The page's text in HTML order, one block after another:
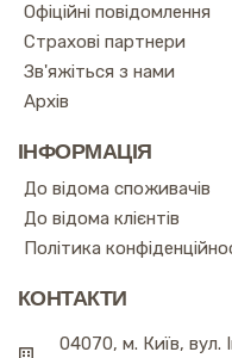
Офіційні повідомлення
Страхові партнери
Зв'яжіться з нами
Архів
ІНФОРМАЦІЯ
До відома споживачів
До відома клієнтів
Політика
КОНТАКТИ
04070, м. Київ, вул.